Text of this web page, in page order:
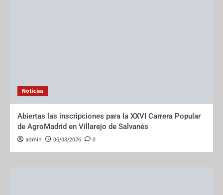
Noticias
Abiertas las inscripciones para la XXVI Carrera Popular
de AgroMadrid en Villarejo de Salvanés
admin 06/08/2026 0